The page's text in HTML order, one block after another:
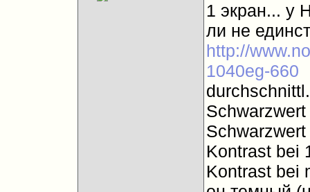
1 экран... у
ли не
http://
1040eg-660
Kontrast bei
Kontrast bei